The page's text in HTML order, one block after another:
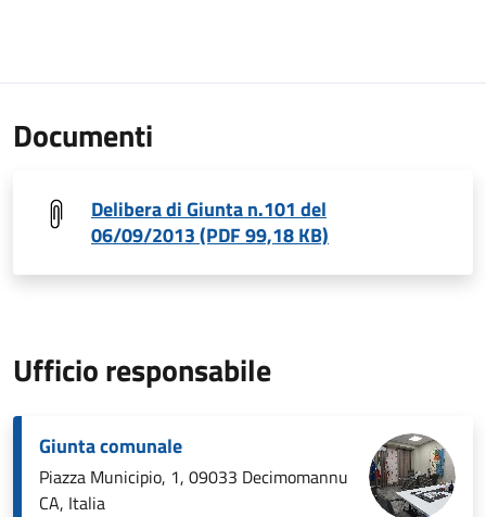
Documenti
Delibera di Giunta n.101 del
06/09/2013 (PDF 99,18 KB)
Ufficio responsabile
Giunta comunale
Piazza Municipio, 1, 09033 Decimomannu
CA, Italia